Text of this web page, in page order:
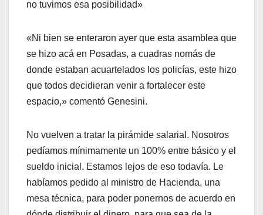
no tuvimos esa posibilidad»
«Ni bien se enteraron ayer que esta asamblea que
se hizo acá en Posadas, a cuadras nomás de
donde estaban acuartelados los policías, este hizo
que todos decidieran venir a fortalecer este
espacio,» comentó Genesini.
No vuelven a tratar la pirámide salarial. Nosotros
pedíamos mínimamente un 100% entre básico y el
sueldo inicial. Estamos lejos de eso todavía. Le
habíamos pedido al ministro de Hacienda, una
mesa técnica, para poder ponernos de acuerdo en